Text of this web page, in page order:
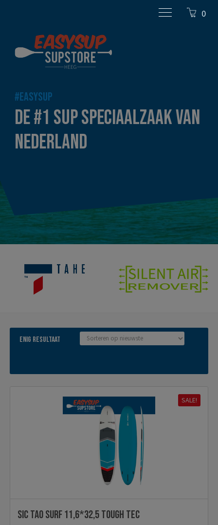
#EASYSUP
DE #1 SUP SPECIAALZAAK VAN
NEDERLAND
0
Enig resultaat
SALE!
SIC TAO Surf 11,6*32,5 Tough Tec